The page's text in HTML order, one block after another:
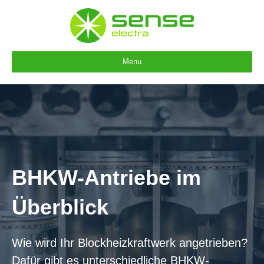
Menu
BHKW-Antriebe im
Überblick
Wie wird Ihr Blockheizkraftwerk angetrieben?
Dafür gibt es unterschiedliche BHKW-